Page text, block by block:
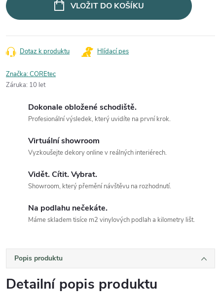
VLOŽIT DO KOŠÍKU
Dotaz k produktu Hlídací pes
Značka:COREtec
Záruka: 10 let
Dokonale obložené schodiště.
Profesionální výsledek, který uvidíte na první krok.
Virtuální showroom
Vyzkoušejte dekory online v reálných interiérech.
Vidět. Cítit. Vybrat.
Showroom, který přemění návštěvu na rozhodnutí.
Na podlahu nečekáte.
Máme skladem tisíce m2 vinylových podlah a kilometry lišt.
Popis produktu
Detailní popis produktu